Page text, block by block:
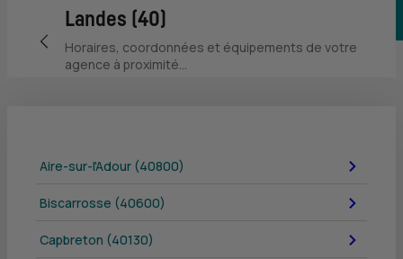
Retour vers la page précédente
Landes (40)
Horaires, coordonnées et équipements de votre
agence à proximité...
Aire-sur-l'Adour (40800)
Biscarrosse (40600)
Capbreton (40130)